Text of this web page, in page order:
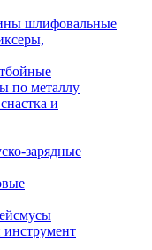
шлифовальные
по металлу
и
зарядные